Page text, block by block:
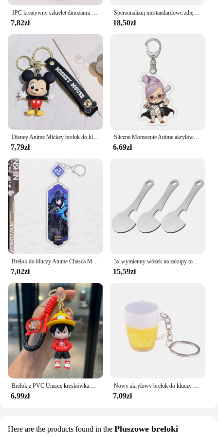
1PC kreatywny szkielet dinozaura brelok szykowny ze zwierzęcymi kośćmi brelok dla kobiet torba męska urok kluczyk do samochodu dziecka zabawka na Halloween prezenty
7,82zł
Spersonalizuj niestandardowe zdjęcie pary dla prezent na walentynki nazwa własna brelok na prezent na randkę dla pary chłopaka
18,50zł
Disney Anime Mickey brelok do kluczy kreskówka ścieg śliczny Minnie brelok torba studencka wiszące na brelok do kluczyków do samochodu prezenty świąteczne
7,79zł
Śliczne Momocute Anime akrylowe figurki brelok Boku No Hero Academia dzieci torba na prezenty Charms akrylowy wisiorek do torby breloczek
6,69zł
Brelok do kluczy Anime Chasca Mu España Kinich Furina Xiao Neuvillette Arlecchin Breloczek do kluczy Akcesoria Śliczna torba Breloczek do kluczy Prezent dla fanów
7,02zł
3x wymienny wózek na zakupy tokeny Release Keys breloki praktyczne DIY otwieracz do butelek na koszyki sklepowe Handcart Change Decor
15,59zł
Brelok z PVC Unisex kreskówka Anime jednoczęściowy Luffy lalka moda torba studencka wisiorek ładny styl prezent urodzinowy dla mężczyzn brelok
6,99zł
Nowy akrylowy brelok do kluczy z kubkiem do piwa Symulacja mini szklanego breloka do kluczy Mężczyźni Kobiety Para Uchwyt na klucze Torba Wisiorek Biżuteria Akcesoria Prezent
7,09zł
Here are the products found in the Pluszowe breloki